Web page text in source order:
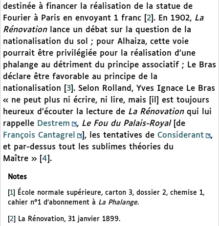
destinée à financer la réalisation de la statue de
Fourier à Paris en envoyant 1 franc
2 . En 1902, La
Rénovation lance un débat sur la question de la
nationalisation du sol ; pour Alhaiza, cette voie
pourrait être privilégiée pour la réalisation d’une
phalange au détriment du principe associatif ; Le Bras
déclare être favorable au principe de la
nationalisation
3 . Selon Rolland, Yves Ignace Le Bras
« ne peut plus ni écrire, ni lire, mais [il] est toujours
heureux d’écouter la lecture de La Rénovationqui lui
rappelle Destrem , Le Fou du Palais-Royal [de
François Cantagrel
], les tentatives de Considerant
,
et par-dessus tout les sublimes théories du
Maître »
4 .
Notes
1
École normale supérieure, carton 3, dossier 2, chemise 1,
cahier n°1 d’abonnement à La Phalange.
2 La Rénovation, 31 janvier 1899.